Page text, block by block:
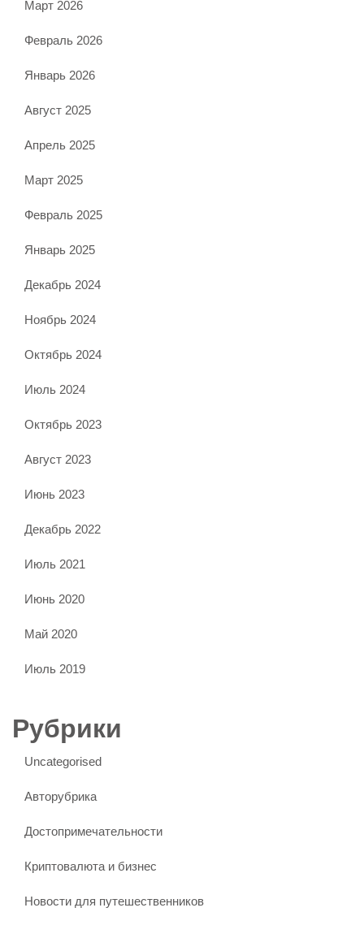
Март 2026
Февраль 2026
Январь 2026
Август 2025
Апрель 2025
Март 2025
Февраль 2025
Январь 2025
Декабрь 2024
Ноябрь 2024
Октябрь 2024
Июль 2024
Октябрь 2023
Август 2023
Июнь 2023
Декабрь 2022
Июль 2021
Июнь 2020
Май 2020
Июль 2019
Рубрики
Uncategorised
Авторубрика
Достопримечательности
Криптовалюта и бизнес
Новости для путешественников